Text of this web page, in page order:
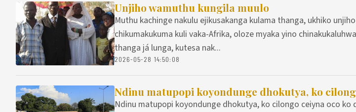
Unjiho wamuthu kungila muulo
Muthu kachinge nakulu ejikusakanga kulama thanga, ukhiko
chikumakukuma kuli vaka-Afrika, oloze myaka yino
thanga já lunga, kutesa nak...
2026-05-28 14:50:08
Ndinu matupopi koyondunge dhokutya, ko
Ndinu matupopi koyondunge dhokutya, ko cilongo ceiyna oco ko